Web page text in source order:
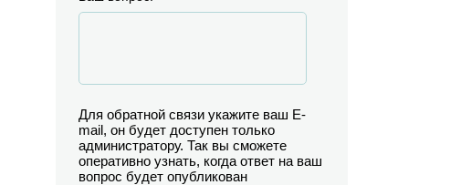
Для обратной связи укажите ваш E-
mail, он будет доступен только
администратору. Так вы сможете
оперативно узнать, когда ответ на ваш
вопрос будет опубликован